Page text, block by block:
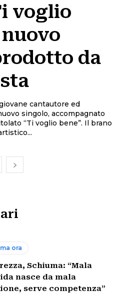
voglio
da
cantautore ed
singolo, accompagnato
“Ti voglio bene”. Il brano
ora
Schiuma: “Mala
nasce da mala
serve competenza”